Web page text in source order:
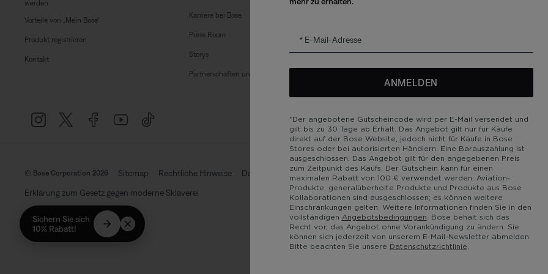
werden
Vorteile von „Mein Bose“
Produkt registrieren
Kontakt
Karriere bei Bose
Press Room
Storys
Partnerschaften und Lizenzierung
© Bose Corporation 2026 Sitemap Rechtliche Hinweise Datenschutzrichtlinie Barrierefreiheit Cookie-Hinweis Verkaufsbedingungen
Erklärung zum Gesetz gegen moderne Sklaverei
E-Mail-Adresse
ANMELDEN
*Der angebotene Gutscheincode wird per E-Mail versendet und
gilt bis zu 30 Tage ab Erhalt. Das Angebot gilt nur für Käufe
direkt auf der Bose Website, jedoch nicht für Käufe in Bose
Stores oder bei autorisierten Händlern. Eine Barauszahlung ist
ausgeschlossen. Das Angebot gilt für den angegebenen Preis
zum Zeitpunkt des Kaufs. Der Gutschein kann für einen
maximalen Rabatt von 100 € verwendet werden. Aviation-
Produkte, generalüberholte Produkte und Produkte aus Bose
Kollaborationen sind ausgeschlossen; es können weitere
Einschränkungen gelten. Weitere Informationen finden Sie in den
vollständigen Angebotsbedingungen . Bose behält sich das
Recht vor, das Angebot ohne Vorankündigung zu ändern. Sie
können sich jederzeit von unserem E-Mail-Newsletter abmelden.
Bitte beachten Sie unsere Datenschutzrichtlinie
Sichern Sie sich
10% Rabatt!